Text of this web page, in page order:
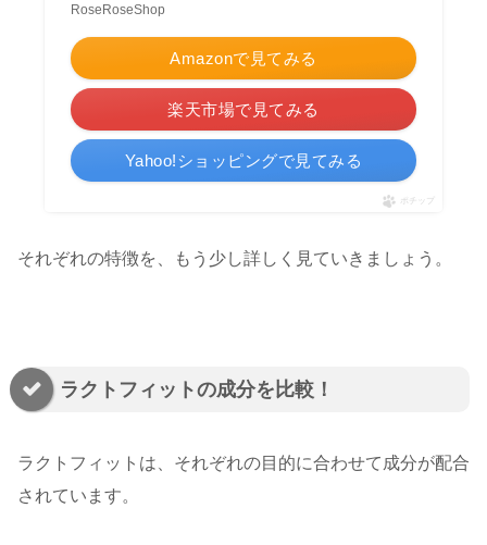
RoseRoseShop
Amazonで見てみる
楽天市場で見てみる
Yahoo!ショッピングで見てみる
ポチップ
それぞれの特徴を、もう少し詳しく見ていきましょう。
ラクトフィットの成分を比較！
ラクトフィットは、それぞれの目的に合わせて成分が配合
されています。